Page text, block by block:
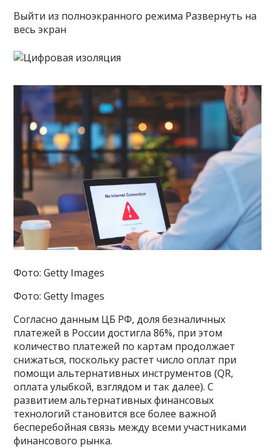
Выйти из полноэкранного режима Развернуть на
весь экран
Фото: Getty Images
Фото: Getty Images
Согласно данным ЦБ РФ, доля безналичных
платежей в России достигла 86%, при этом
количество платежей по картам продолжает
снижаться, поскольку растет число оплат при
помощи альтернативных инструментов (QR,
оплата улыбкой, взглядом и так далее). С
развитием альтернативных финансовых
технологий становится все более важной
бесперебойная связь между всеми участниками
финансового рынка.